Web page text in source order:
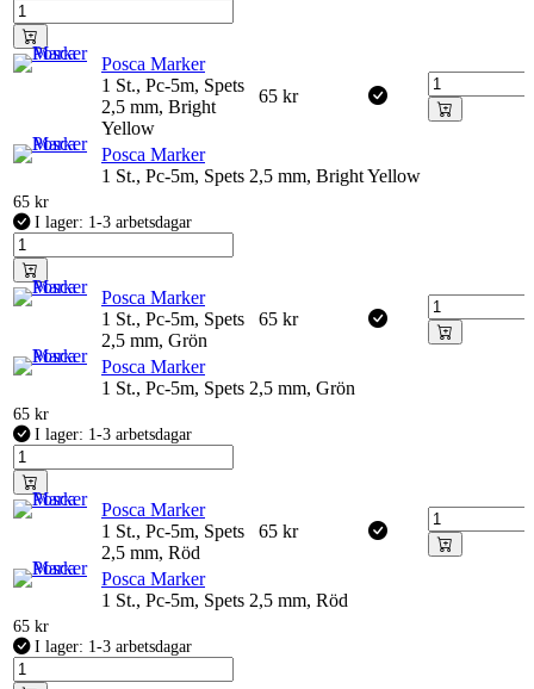
Posca Marker
1 St., Pc-5m, Spets
2,5 mm, Bright
Yellow
65 kr
Posca Marker
1 St., Pc-5m, Spets 2,5 mm, Bright Yellow
65 kr
I lager: 1-3 arbetsdagar
Posca Marker
1 St., Pc-5m, Spets
2,5 mm, Grön
65 kr
Posca Marker
1 St., Pc-5m, Spets 2,5 mm, Grön
65 kr
I lager: 1-3 arbetsdagar
Posca Marker
1 St., Pc-5m, Spets
2,5 mm, Röd
65 kr
Posca Marker
1 St., Pc-5m, Spets 2,5 mm, Röd
65 kr
I lager: 1-3 arbetsdagar